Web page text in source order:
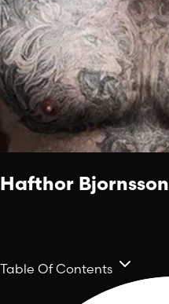
Hafthor Bjornsson
Table Of Contents